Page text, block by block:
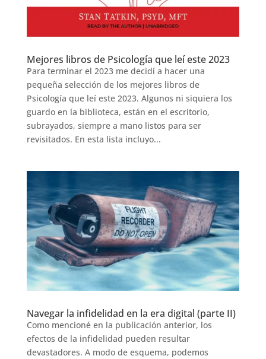
Mejores libros de Psicología que leí este 2023
Para terminar el 2023 me decidí a hacer una
pequeña selección de los mejores libros de
Psicología que leí este 2023. Algunos ni siquiera los
guardo en la biblioteca, están en el escritorio,
subrayados, siempre a mano listos para ser
revisitados. En esta lista incluyo...
Navegar la infidelidad en la era digital (parte II)
Como mencioné en la publicación anterior, los
efectos de la infidelidad pueden resultar
devastadores. A modo de esquema, podemos